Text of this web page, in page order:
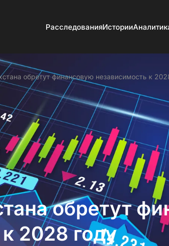
РасследованияИстории
обретут финансовую независимость к
обретут
2028 году